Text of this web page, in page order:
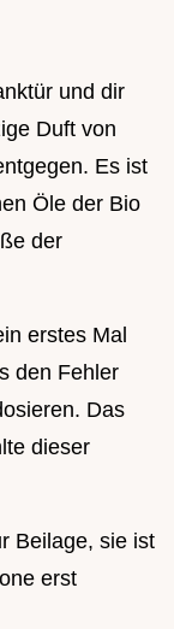
und dir
Duft von
Es ist
Öle der Bio
der
erstes Mal
den Fehler
Das
dieser
Beilage, sie ist
erst